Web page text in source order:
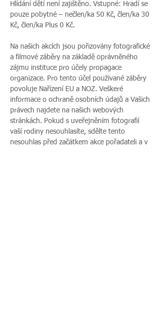
Hlídání dětí není zajištěno. Vstupné: Hradí se
pouze pobytné – nečlen/ka 50 Kč, člen/ka 30
Kč, člen/ka Plus 0 Kč.
Na našich akcích jsou pořizovány fotografické
a filmové záběry na základě oprávněného
zájmu instituce pro účely propagace
organizace. Pro tento účel používané záběry
povoluje Nařízení EU a NOZ. Veškeré
informace o ochraně osobních údajů a Vašich
právech najdete na našich webových
stránkách. Pokud s uveřejněním fotografií
vaší rodiny nesouhlasíte, sdělte tento
nesouhlas před začátkem akce pořadateli a v